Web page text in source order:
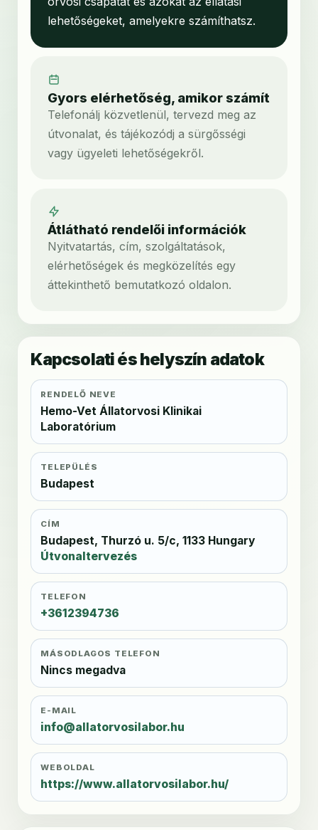
lehetőségeket, amelyekre számíthatsz.
Gyors elérhetőség, amikor számít
Telefonálj közvetlenül, tervezd meg az
útvonalat, és tájékozódj a sürgősségi
vagy ügyeleti lehetőségekről.
Átlátható rendelői információk
Nyitvatartás, cím, szolgáltatások,
elérhetőségek és megközelítés egy
áttekinthető bemutatkozó oldalon.
Kapcsolati és helyszín adatok
RENDELŐ NEVE
Hemo-Vet Állatorvosi Klinikai
Laboratórium
TELEPÜLÉS
Budapest
CÍM
Budapest, Thurzó u. 5/c, 1133 Hungary
Útvonaltervezés
TELEFON
+3612394736
MÁSODLAGOS TELEFON
Nincs megadva
E-MAIL
info@allatorvosilabor.hu
WEBOLDAL
https://www.allatorvosilabor.hu/